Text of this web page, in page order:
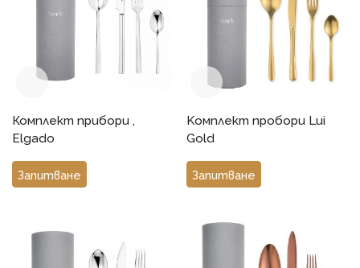
Комплект прибори ,
Elgado
Запитване
Kомплект пробори Lui
Gold
Запитване